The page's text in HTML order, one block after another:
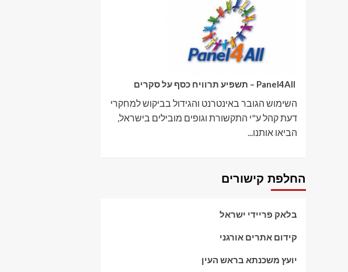
השימוש הגובר באינטרנט והגידול בביקוש למחקרי
דעת קהל ע"י התקשורת וגופים מובילים בישראל,
הביאו אותנו...
החלפת קישורים
בלאק פריידי ישראל
קידום אתרים אורגני
יועץ משכנתא בראש העין